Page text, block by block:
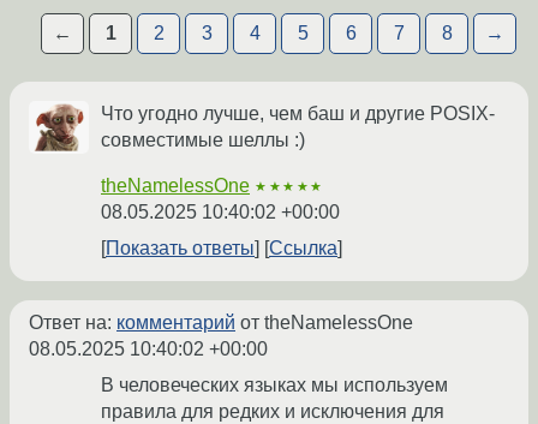
← 1 2 3 4 5 6 7 8 →
Что угодно лучше, чем баш и другие POSIX-
совместимые шеллы :)
theNamelessOne ★★★★★
08.05.2025 10:40:02 +00:00
Показать ответы
Ссылка
Ответ на: комментарий от theNamelessOne
08.05.2025 10:40:02 +00:00
В человеческих языках мы используем
правила для редких и исключения для